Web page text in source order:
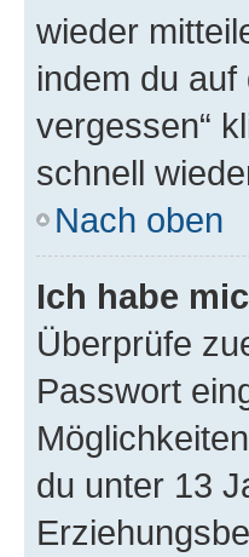
wieder
indem du
vergessen“
schnell
Nach oben
Ich habe
Überprüfe
Passwort
du unter 13